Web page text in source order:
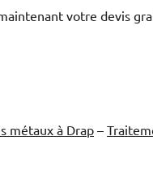
votre devis
métaux à Drap –